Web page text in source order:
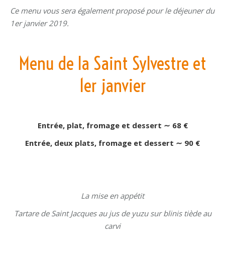
Ce menu vous sera également proposé pour le déjeuner du
1er janvier 2019.
Menu de la Saint Sylvestre et
1er janvier
Entrée, plat, fromage et dessert ∼ 68 €
Entrée, deux plats, fromage et dessert ∼ 90 €
La mise en appétit
Tartare de Saint Jacques au jus de yuzu sur blinis tiède au
carvi